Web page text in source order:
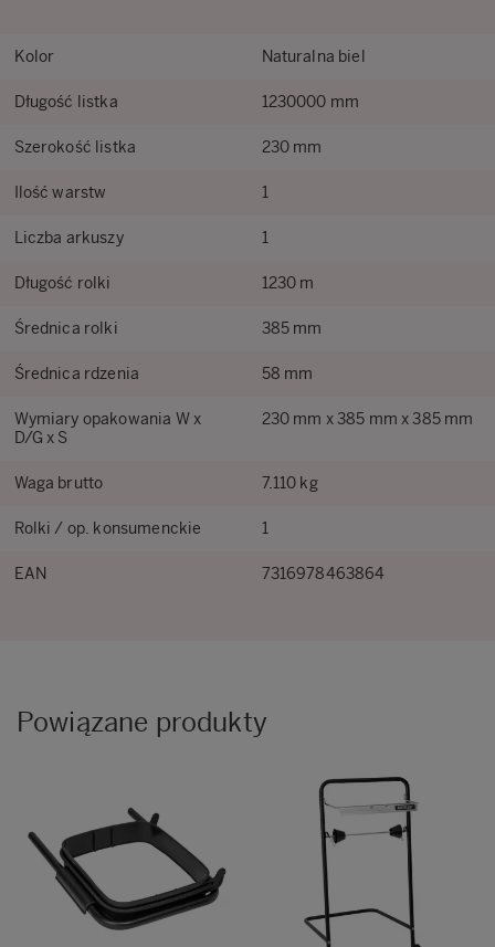
Kolor Naturalna biel
Długość listka 1230000 mm
Szerokość listka 230 mm
Ilość warstw 1
Liczba arkuszy 1
Długość rolki 1230 m
Średnica rolki 385 mm
Średnica rdzenia 58 mm
Wymiary opakowania W x
D/G x S
230 mm x 385 mm x 385 mm
Waga brutto 7.110 kg
Rolki / op. konsumenckie 1
EAN 7316978463864
Powiązane produkty